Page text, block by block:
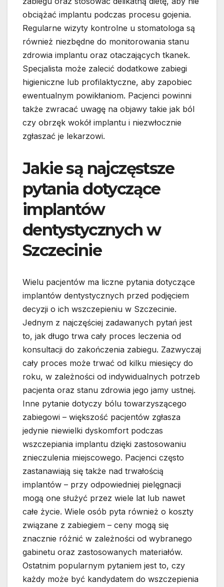
obciążać implantu podczas procesu gojenia.
Regularne wizyty kontrolne u stomatologa są
również niezbędne do monitorowania stanu
zdrowia implantu oraz otaczających tkanek.
Specjalista może zalecić dodatkowe zabiegi
higieniczne lub profilaktyczne, aby zapobiec
ewentualnym powikłaniom. Pacjenci powinni
także zwracać uwagę na objawy takie jak ból
czy obrzęk wokół implantu i niezwłocznie
zgłaszać je lekarzowi.
Jakie są najczęstsze
pytania dotyczące
implantów
dentystycznych w
Szczecinie
Wielu pacjentów ma liczne pytania dotyczące
implantów dentystycznych przed podjęciem
decyzji o ich wszczepieniu w Szczecinie.
Jednym z najczęściej zadawanych pytań jest
to, jak długo trwa cały proces leczenia od
konsultacji do zakończenia zabiegu. Zazwyczaj
cały proces może trwać od kilku miesięcy do
roku, w zależności od indywidualnych potrzeb
pacjenta oraz stanu zdrowia jego jamy ustnej.
Inne pytanie dotyczy bólu towarzyszącego
zabiegowi – większość pacjentów zgłasza
jedynie niewielki dyskomfort podczas
wszczepiania implantu dzięki zastosowaniu
znieczulenia miejscowego. Pacjenci często
zastanawiają się także nad trwałością
implantów – przy odpowiedniej pielęgnacji
mogą one służyć przez wiele lat lub nawet
całe życie. Wiele osób pyta również o koszty
związane z zabiegiem – ceny mogą się
znacznie różnić w zależności od wybranego
gabinetu oraz zastosowanych materiałów.
Ostatnim popularnym pytaniem jest to, czy
każdy może być kandydatem do wszczepienia